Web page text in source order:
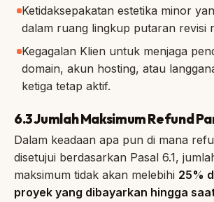
Ketidaksepakatan estetika minor
dalam ruang lingkup putaran revisi
Kegagalan Klien untuk menjaga
domain, akun hosting, atau
ketiga tetap aktif.
6.3 Jumlah Maksimum Refund
Dalam keadaan apa pun di mana
disetujui berdasarkan Pasal 6.1,
maksimum tidak akan melebihi 25%
proyek yang dibayarkan hingga